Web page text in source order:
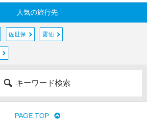
人気の旅行先
佐世保 雲仙
キーワード検索
PAGE TOP